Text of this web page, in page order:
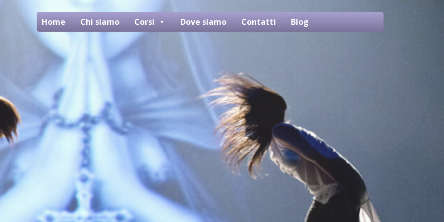
Home Chi siamo Corsi Dove siamo Contatti Blog